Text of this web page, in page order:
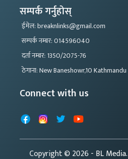
सम्पर्क गर्नुहोस्
ईमेल: breaknlinks@gmail.com
सम्पर्क नम्बर: 014596040
दर्ता नम्बर: 1350/2075-76
ठेगाना: New Baneshowr,10 Kathmandu
Connect with us
FacebookInstagram
X YouTube
Copyright © 2026- BL